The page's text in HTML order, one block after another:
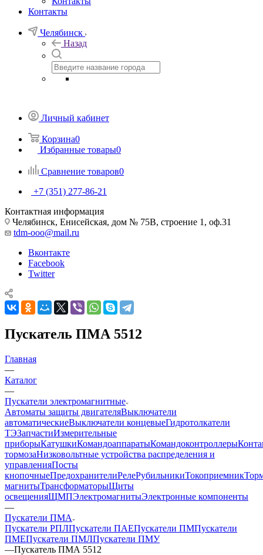
Контакты
Челябинск
Назад
Личный кабинет
Корзина0
Избранные товары0
Сравнение товаров0
+7 (351) 277-86-21
Контактная информация
Челябинск, Енисейская, дом № 75В, строение 1, оф.31
tdm-ooo@mail.ru
Вконтакте
Facebook
Twitter
Пускатель ПМА 5512
Главная
—
Каталог
—
Пускатели электромагнитные
Автоматы защиты двигателяВыключатели
автоматическиеВыключатели концевыеГидротолкатели
ТЭЗапчастиИзмерительные
приборыКатушкиКомандоаппаратыКомандоконтроллеры
тормозаНизковольтные устройства распределения и
управленияПосты
кнопочныеПредохранителиРелеРубильникиТокоприемник
магнитыТрансформаторыЩиты
освещенияЩМПЭлектромагнитыЭлектронные компоненты
—
Пускатели ПМА
Пускатели РПЛПускатели ПАЕПускатели ПМПускатели
ПМЕПускатели ПМЛПускатели ПМУ
—Пускатель ПМА 5512